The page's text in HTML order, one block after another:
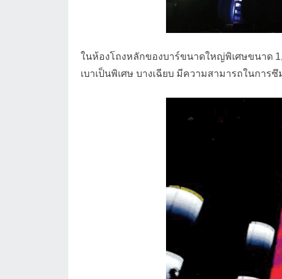
ในห้องโถงหลักของบาร์ขนาดใหญ่พิเศษขนาด
เบาเป็นพิเศษ บางเฉียบ มีความสามารถในกา